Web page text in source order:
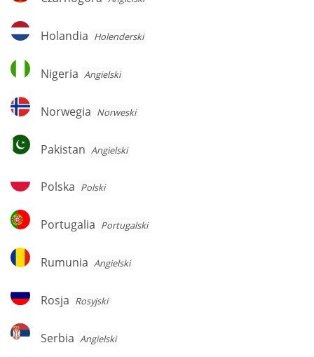
Holandia
Holandia Holenderski
Nigeria
Nigeria Angielski
Norwegia
Norwegia Norweski
Pakistan
Pakistan Angielski
Polska
Polska Polski
Portugalia
Portugalia Portugalski
Rumunia
Rumunia Angielski
Rosja
Rosja Rosyjski
Serbia
Serbia Angielski